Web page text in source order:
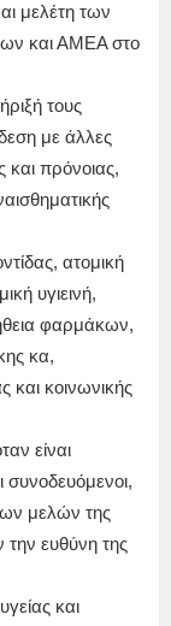
μελέτη των
και ΑΜΕΑ στο
τους
με άλλες
και πρόνοιας,
ατομική
υγιεινή,
φαρμάκων,
κα,
και κοινωνικής
είναι
συνοδευόμενοι,
μελών της
ευθύνη της
και